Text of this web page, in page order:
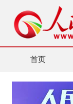
首页